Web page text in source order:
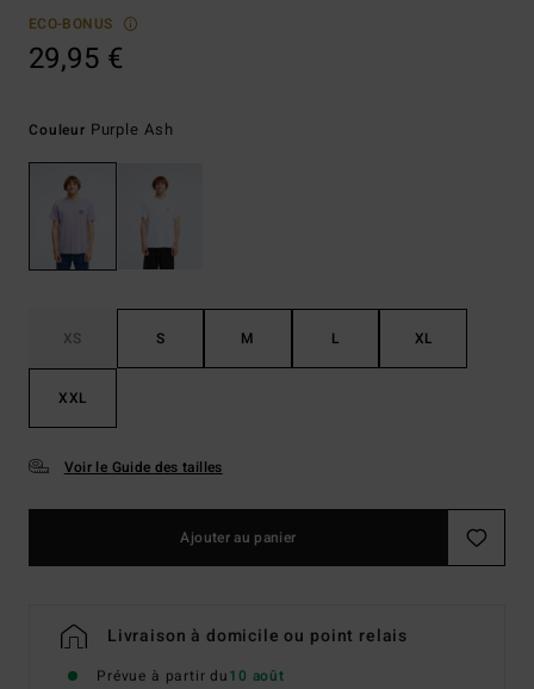
ECO-BONUS
29,95 €
Couleur Purple Ash
XS S M L XL
XXL
Voir le Guide des tailles
Ajouter au panier
Livraison à domicile ou point relais
Prévue à partir du10 août